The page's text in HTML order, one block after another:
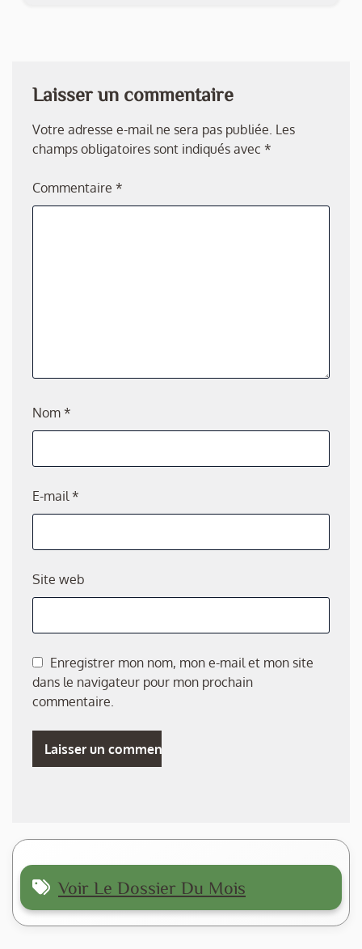
Laisser un commentaire
Votre adresse e-mail ne sera pas publiée. Les
champs obligatoires sont indiqués avec *
Commentaire *
Nom *
E-mail*
Site web
Enregistrer mon nom, mon e-mail et mon site
dans le navigateur pour mon prochain
commentaire.
Voir Le Dossier Du Mois